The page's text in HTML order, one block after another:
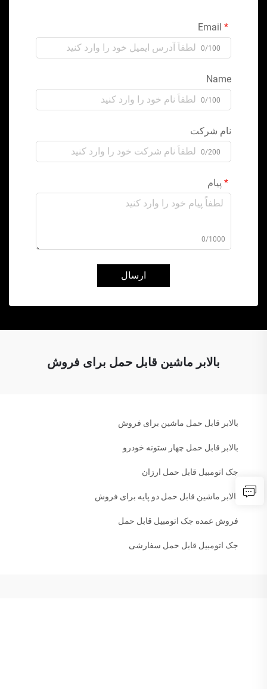
0/100
Name
0/100
نام شرکت
0/200
پیام
0/1000
ارسال
بالابر ماشین قابل حمل برای فروش
بالابر قابل حمل ماشین برای فروش
بالابر قابل حمل چهار ستونه خودرو
جک اتومبیل قابل حمل ارزان
بالابر ماشین قابل حمل دو پایه برای فروش
فروش عمده جک اتومبیل قابل حمل
جک اتومبیل قابل حمل سفارشی